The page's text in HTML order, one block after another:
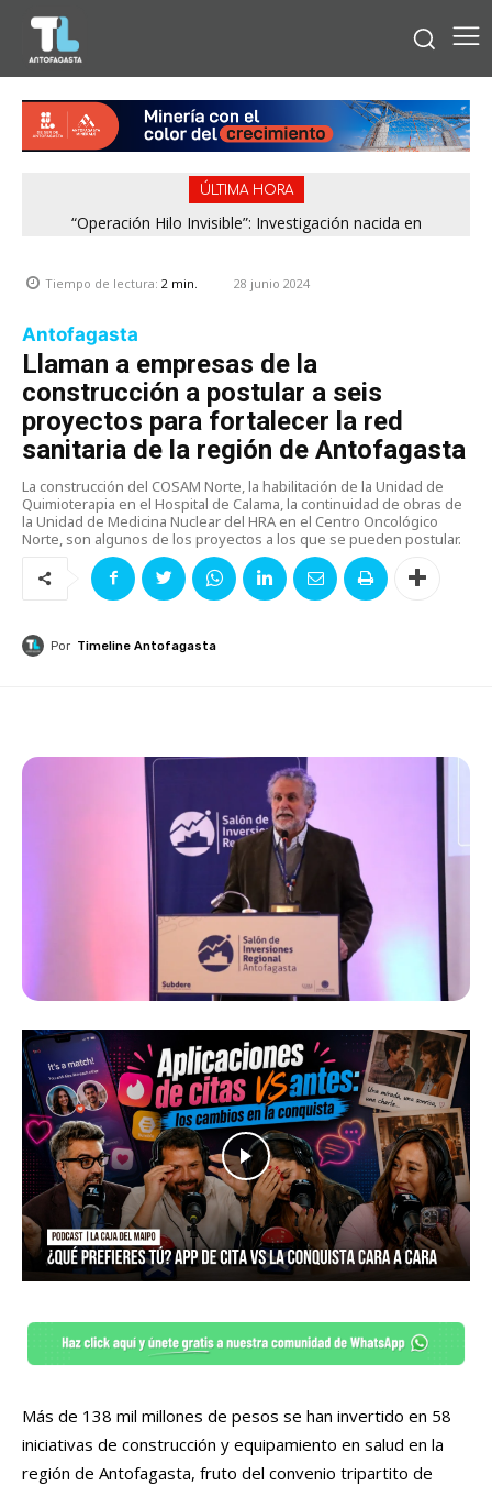
ÚLTIMA HORA
“Operación Hilo Invisible”: Investigación nacida en
Tiempo de lectura: 2 min. 28 junio 2024
Antofagasta
Llaman a empresas de la
construcción a postular a seis
proyectos para fortalecer la red
sanitaria de la región de Antofagasta
La construcción del COSAM Norte, la habilitación de la Unidad de
Quimioterapia en el Hospital de Calama, la continuidad de obras de
la Unidad de Medicina Nuclear del HRA en el Centro Oncológico
Norte, son algunos de los proyectos a los que se pueden postular.
Por Timeline Antofagasta
Más de 138 mil millones de pesos se han invertido en 58
iniciativas de construcción y equipamiento en salud en la
región de Antofagasta, fruto del convenio tripartito de